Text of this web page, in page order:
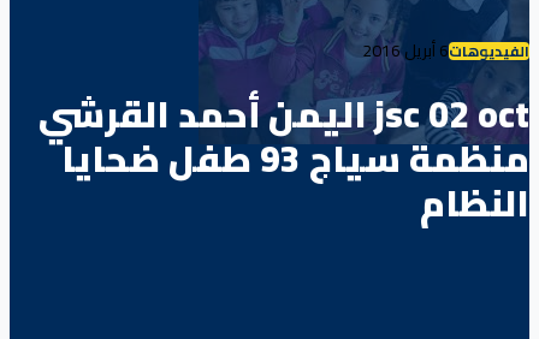
الفيديوهات6 أبريل 2016
jsc 02 oct اليمن أحمد القرشي
منظمة سياج 93 طفل ضحايا
النظام